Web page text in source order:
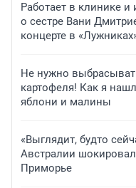
Работает в клинике и
о сестре Вани
концерте в
Не нужно
картофеля! Как я
яблони и малины
«Выглядит, будто
Австралии
Приморье